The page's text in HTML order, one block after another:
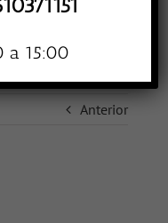
Anterior
a 15:00